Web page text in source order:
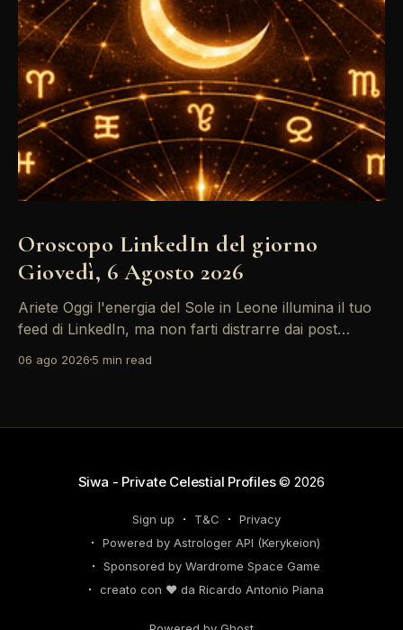
Oroscopo LinkedIn del giorno
Giovedì, 6 Agosto 2026
Ariete Oggi l'energia del Sole in Leone illumina il tuo
feed di LinkedIn, ma non farti distrarre dai post
tuoi desideri professionali! Giove ti spinge verso il
06 ago 2026 5 min read
Siwa - Private Celestial Profiles© 2026
Sign up T&C
Privacy
Powered by Astrologer API (Kerykeion)
Sponsored by Wardrome Space Game
creato con ❤️ da Ricardo Antonio Piana